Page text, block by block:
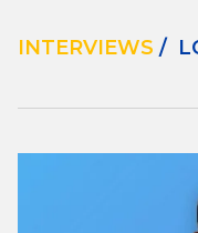
INTERVIEWS /